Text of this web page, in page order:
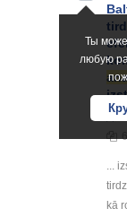
Ты
любую
...
kā